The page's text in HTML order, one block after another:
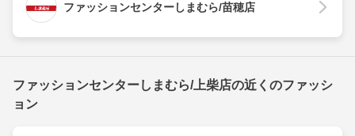
ファッションセンターしまむら/苗穂店
ファッションセンターしまむら/上柴店の近くのファッシ
ョン